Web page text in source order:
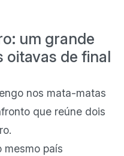
um grande
oitavas de final
nos mata-matas
que reúne dois
mesmo país